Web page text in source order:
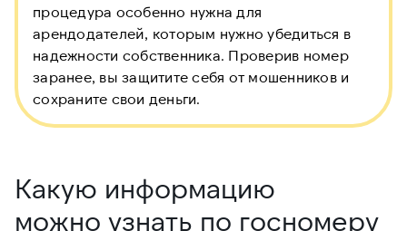
процедура особенно нужна для
арендодателей, которым нужно убедиться в
надежности собственника. Проверив номер
заранее, вы защитите себя от мошенников и
сохраните свои деньги.
Какую информацию
можно узнать по госномеру